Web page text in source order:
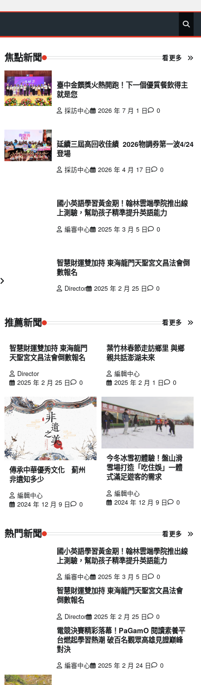
首 要 娛 生 社 文 公 運 旅 政 地
方
專
欄
焦點新聞 看更多
臺中金饌獎火熱開跑！下一個優質餐飲得主
就是您
採訪中心 2026 年 7 月 1 日 0
延續三屆高回收佳績 2026物調券第一波4/24
登場
採訪中心 2026 年 4 月 17 日 0
國小英語學習黃金期！翰林雲端學院推出線
上測驗，幫助孩子精準提升英語能力
編審中心 2025 年 3 月 5 日 0
智慧財運雙加持 東海龍門天聖宮文昌法會倒
數報名
Director 2025 年 2 月 25 日 0
推薦新聞 看更多
智慧財運雙加持 東海龍門
天聖宮文昌法會倒數報名
Director
2025 年 2 月 25 日
0
葉竹林春節走訪鄉里 與鄉
親共話澎湖未來
編輯中心
2025 年 2 月 1 日
0
傳承中華優秀文化 薊州
非遺知多少
編輯中心
2024 年 12 月 9 日
0
今冬冰雪初體驗！盤山滑
雪場打造「吃住娛」一體
式滿足遊客的需求
編輯中心
2024 年 12 月 9 日
0
熱門新聞 看更多
國小英語學習黃金期！翰林雲端學院推出線
上測驗，幫助孩子精準提升英語能力
編審中心 2025 年 3 月 5 日 0
智慧財運雙加持 東海龍門天聖宮文昌法會
倒數報名
Director 2025 年 2 月 25 日 0
電競決賽精彩落幕！PaGamO 閱讀素養平
台燃起學習熱潮 破百名觀眾高雄見證巔峰
對決
編審中心 2025 年 2 月 24 日 0